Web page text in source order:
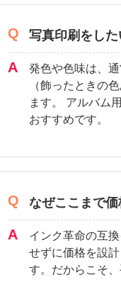
写真印刷をし
発色や色味は、
（飾ったときの
ます。 アルバム
おすすめです。
なぜここまで
インク革命の互
せずに価格を設
す。だからこそ